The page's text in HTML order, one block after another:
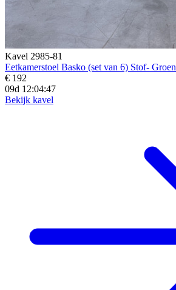
Kavel 2985-81
Eetkamerstoel Basko (set van 6) Stof- Groen
€ 192
09d 12:04:45
Bekijk kavel